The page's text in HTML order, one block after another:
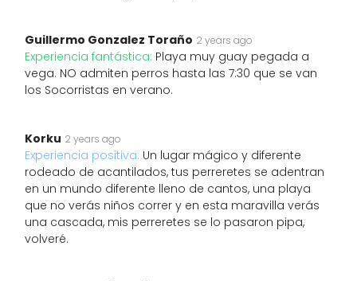
Guillermo Gonzalez Toraño 2 years ago
Experiencia fantástica: Playa muy guay pegada a
vega. NO admiten perros hasta las 7:30 que se van
los Socorristas en verano.
Korku 2 years ago
Experiencia positiva: Un lugar mágico y diferente
rodeado de acantilados, tus perreretes se adentran
en un mundo diferente lleno de cantos, una playa
que no verás niños correr y en esta maravilla verás
una cascada, mis perreretes se lo pasaron pipa,
volveré.